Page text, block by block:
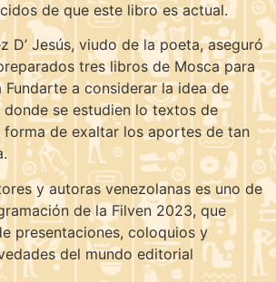
de que este libro es actual.
D’ Jesús, viudo de la poeta, aseguró
tres libros de Mosca para
a considerar la idea de
se estudien lo textos de
forma de exaltar los aportes de tan
y autoras venezolanas es uno de
de la Filven 2023, que
presentaciones, coloquios y
del mundo editorial